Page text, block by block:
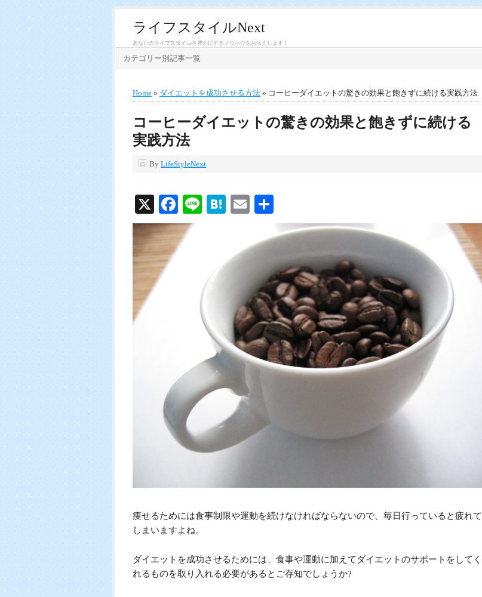
ライフスタイルNext
あなたのライフスタイルを豊かにするノウハウをお伝えします！
カテゴリー別記事一覧
Home » ダイエットを成功させる方法 » コーヒーダイエットの驚きの効果と飽きずに続ける実践方法
コーヒーダイエットの驚きの効果と飽きずに続ける
実践方法
By LifeStyleNext
X Facebook
LineHatenaEmail
有
痩せるためには食事制限や運動を続けなければならないので、毎日行っていると疲れて
しまいますよね。
ダイエットを成功させるためには、食事や運動に加えてダイエットのサポートをしてく
れるものを取り入れる必要があるとご存知でしょうか?